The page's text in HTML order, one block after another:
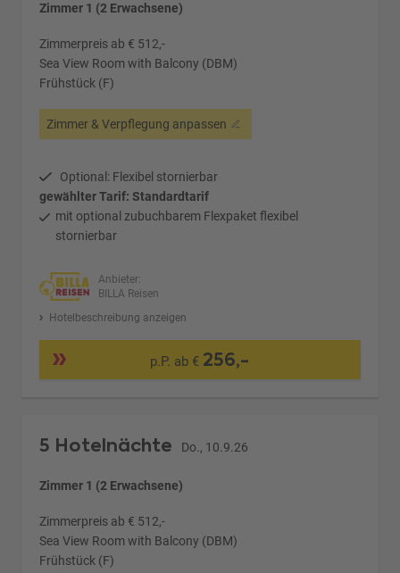
Zimmer 1 (2 Erwachsene)
Zimmerpreis ab € 512,-
Sea View Room with Balcony (DBM)
Frühstück (F)
Zimmer & Verpflegung anpassen
Optional: Flexibel stornierbar
gewählter Tarif: Standardtarif
mit optional zubuchbarem Flexpaket flexibel
stornierbar
Anbieter:
BILLA Reisen
Hotelbeschreibung anzeigen
p.P. ab € 256,-
5 Hotelnächte Do., 10.9.26
Zimmer 1 (2 Erwachsene)
Zimmerpreis ab € 512,-
Sea View Room with Balcony (DBM)
Frühstück (F)